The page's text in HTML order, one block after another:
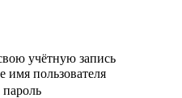
учётную запись
имя пользователя